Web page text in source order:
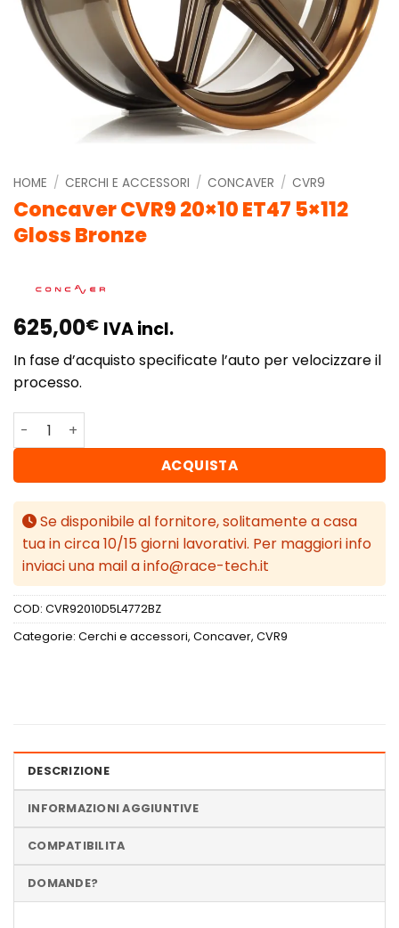
HOME / CERCHI E ACCESSORI / CONCAVER / CVR9
Concaver CVR9 20×10 ET47 5×112
Gloss Bronze
625,00€ IVA incl.
In fase d’acquisto specificate l’auto per velocizzare il
processo.
Concaver CVR9 20x10 ET47 5x112 Gloss Bronze quantità
ACQUISTA
Se disponibile al fornitore, solitamente a casa
tua in circa 10/15 giorni lavorativi. Per maggiori info
inviaci una mail a info@race-tech.it
COD: CVR92010D5L4772BZ
Categorie: Cerchi e accessori, Concaver, CVR9
DESCRIZIONE
INFORMAZIONI AGGIUNTIVE
COMPATIBILITA
DOMANDE?